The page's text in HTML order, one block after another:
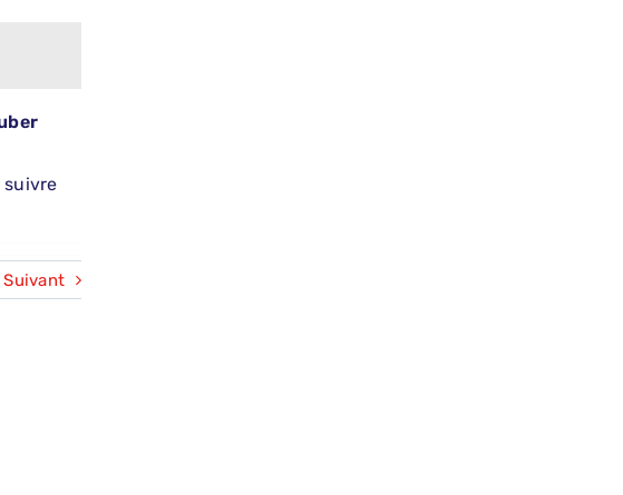
suivre
Suivant